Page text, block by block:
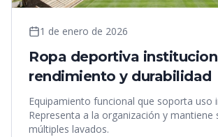
1 de enero de 2026
Ropa deportiva
rendimiento y durabilidad
Equipamiento funcional que soporta uso
Representa a la organización y mantiene
múltiples lavados.